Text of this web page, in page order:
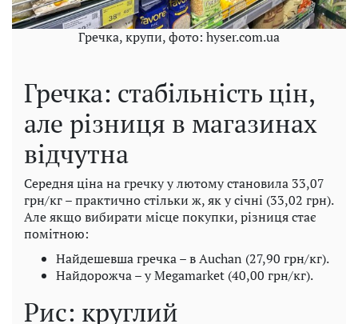
Гречка, крупи, фото: hyser.com.ua
Гречка: стабільність цін,
але різниця в магазинах
відчутна
Середня ціна на гречку у лютому становила 33,07
грн/кг – практично стільки ж, як у січні (33,02 грн).
Але якщо вибирати місце покупки, різниця стає
помітною:
Найдешевша гречка – в Auchan (27,90 грн/кг).
Найдорожча – у Megamarket (40,00 грн/кг).
Рис: круглий